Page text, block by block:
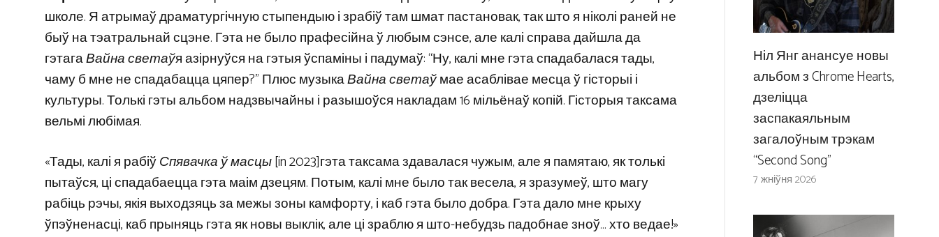
школе. Я атрымаў драматургічную стыпендыю і зрабіў там шмат пастановак, так што я ніколі раней не
быў на тэатральнай сцэне. Гэта не было прафесійна ў любым сэнсе, але калі справа дайшла да
гэтагаВайна светаўя азірнуўся на гэтыя ўспаміны і падумаў: “Ну, калі мне гэта спадабалася тады,
чаму б мне не спадабацца цяпер?” Плюс музыкаВайна светаўмае асаблівае месца ў гісторыі і
культуры. Толькі гэты альбом надзвычайны і разышоўся накладам 16 мільёнаў копій. Гісторыя таксама
вельмі любімая.
«Тады, калі я рабіўСпявачка ў масцы[in 2023]гэта таксама здавалася чужым, але я памятаю, як толькі
пытаўся, ці спадабаецца гэта маім дзецям. Потым, калі мне было так весела, я зразумеў, што магу
рабіць рэчы, якія выходзяць за межы зоны камфорту, і каб гэта было добра. Гэта дало мне крыху
ўпэўненасці, каб прыняць гэта як новы выклік, але ці зраблю я што-небудзь падобнае зноў… хто ведае!»
Ніл Янг анансуе новы
альбом з Chrome Hearts,
дзеліцца
заспакаяльным
загалоўным трэкам
“Second Song”
7 жніўня 2026